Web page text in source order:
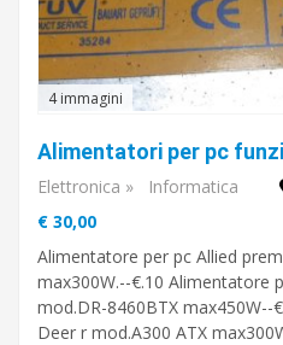
4 immagini
Alimentatori per pc
Elettronica » Informatica
€ 30,00
Alimentatore per pc Allied
max300W.--€.10 Alimentatore
mod.DR-8460BTX max450W--
Deer r mod.A300 ATX